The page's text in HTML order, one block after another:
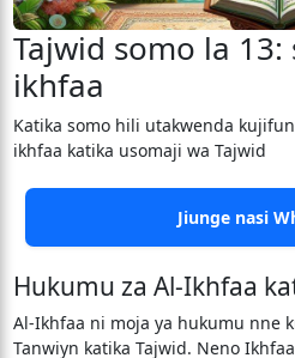
Tajwid somo la 13:
ikhfaa
Katika somo hili utakwenda
ikhfaa katika usomaji wa Tajwid
Jiunge nasi
Hukumu za Al-Ikhfaa
Al-Ikhfaa ni moja ya hukumu nne
Tanwiyn katika Tajwid. Neno